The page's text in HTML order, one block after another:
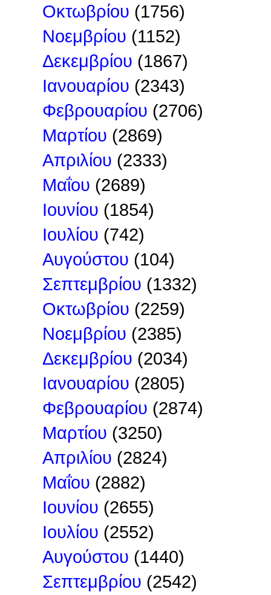
Οκτωβρίου (1756)
Νοεμβρίου (1152)
Δεκεμβρίου (1867)
Ιανουαρίου (2343)
Φεβρουαρίου (2706)
Μαρτίου (2869)
Απριλίου (2333)
Μαΐου (2689)
Ιουνίου (1854)
Ιουλίου (742)
Αυγούστου (104)
Σεπτεμβρίου (1332)
Οκτωβρίου (2259)
Νοεμβρίου (2385)
Δεκεμβρίου (2034)
Ιανουαρίου (2805)
Φεβρουαρίου (2874)
Μαρτίου (3250)
Απριλίου (2824)
Μαΐου (2882)
Ιουνίου (2655)
Ιουλίου (2552)
Αυγούστου (1440)
Σεπτεμβρίου (2542)